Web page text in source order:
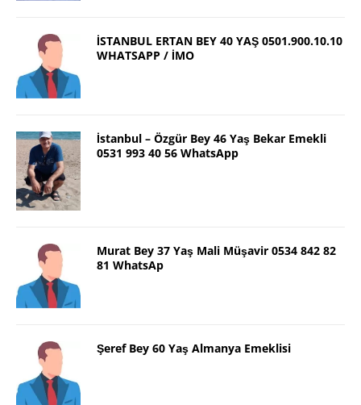
İSTANBUL ERTAN BEY 40 YAŞ 0501.900.10.10
WHATSAPP / İMO
İstanbul – Özgür Bey 46 Yaş Bekar Emekli
0531 993 40 56 WhatsApp
Murat Bey 37 Yaş Mali Müşavir 0534 842 82
81 WhatsAp
Şeref Bey 60 Yaş Almanya Emeklisi